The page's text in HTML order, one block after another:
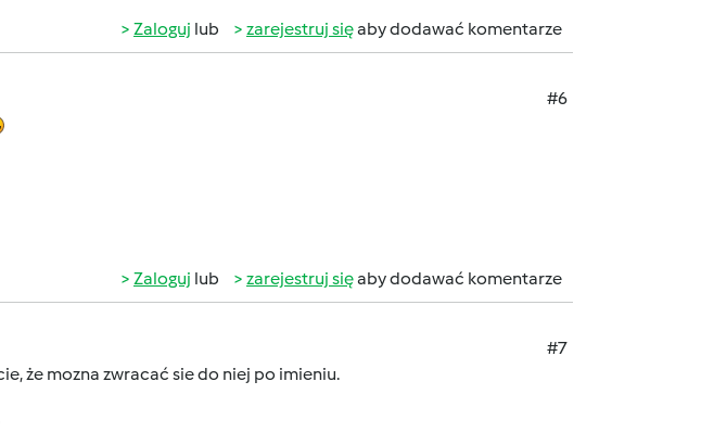
Zaloguj lub zarejestruj sięaby dodawać komentarze
#6
Zaloguj lub zarejestruj sięaby dodawać komentarze
#7
że mozna zwracać sie do niej po imieniu.